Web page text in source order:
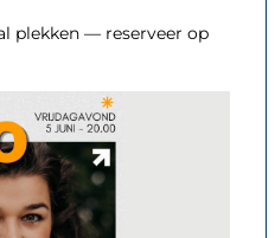
plekken — reserveer op